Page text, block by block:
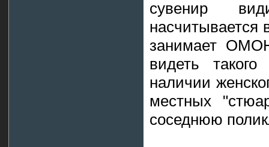
сувенир
насчитывается
занимает
видеть
наличии
местных
соседнюю